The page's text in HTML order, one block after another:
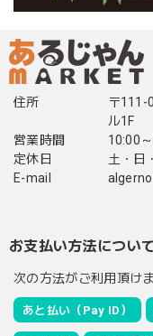
住所
〒111-
ル1F
営業時間
10:00
定休日
土・日
E-mail
お支払い方法につい
次の方法がご利用頂けま
あと払い（Pay ID）